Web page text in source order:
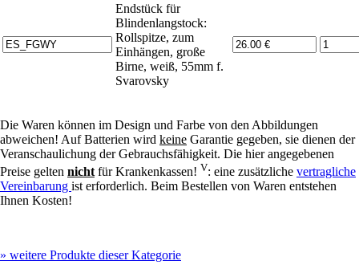
Endstück für
Blindenlangstock:
Rollspitze, zum
Einhängen, große
Birne, weiß, 55mm f.
Svarovsky
Die Waren können im Design und Farbe von den Abbildungen
abweichen! Auf Batterien wird keine Garantie gegeben, sie dienen der
Veranschaulichung der Gebrauchsfähigkeit. Die hier angegebenen
Preise gelten nicht für Krankenkassen! V: eine zusätzliche vertragliche
Vereinbarung ist erforderlich. Beim Bestellen von Waren entstehen
Ihnen Kosten!
» weitere Produkte dieser Kategorie